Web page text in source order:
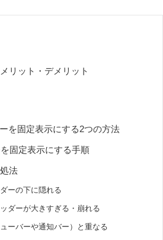
リット・デメリット
を固定表示にする2つの方法
固定表示にする手順
法
ーの下に隠れる
ダーが大きすぎる・崩れる
ーバーや通知バー）と重なる